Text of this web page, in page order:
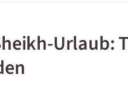
Urlaub: